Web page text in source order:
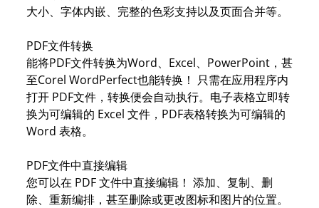
大小、字体内嵌、完整的色彩支持以及页面合并等。
PDF文件转换
能将PDF文件转换为Word、Excel、PowerPoint，甚
至Corel WordPerfect也能转换！ 只需在应用程序内
打开 PDF文件，转换便会自动执行。电子表格立即转
换为可编辑的 Excel 文件，PDF表格转换为可编辑的
Word 表格。
PDF文件中直接编辑
您可以在 PDF 文件中直接编辑！ 添加、复制、删
除、重新编排，甚至删除或更改图标和图片的位置。